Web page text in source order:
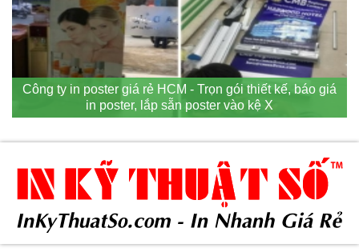
Công ty in poster giá rẻ HCM - Trọn gói thiết kế, báo giá
in poster, lắp sẵn poster vào kệ X